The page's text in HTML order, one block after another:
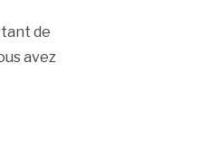
de
avez